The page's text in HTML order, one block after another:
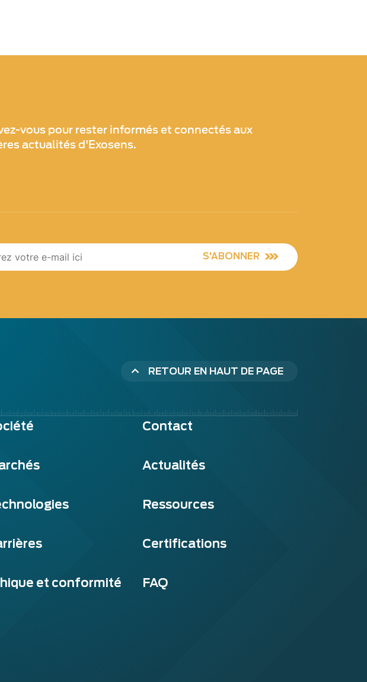
vous pour rester informés et connectés aux
actualités d'Exosens.
S'ABONNER
RETOUR EN HAUT DE PAGE
Contact
Actualités
Ressources
Certifications
et conformité FAQ